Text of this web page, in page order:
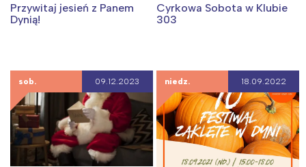
Przywitaj jesień z Panem
Dynią!
Cyrkowa Sobota w Klubie
303
sob. 09.12.2023 niedz. 18.09.2022